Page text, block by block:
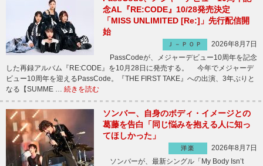
念AL『RE:CODE』10/28発売決定
「MISS UNLIMITED [Re:]」先行配信開
始
Ｊ－ＰＯＰ
2026年8月7日
PassCodeが、メジャーデビュー10周年を記念
した再録アルバム『RE:CODE』を10月28日に発売する。 今年でメジャーデ
ビュー10周年を迎えるPassCode。『THE FIRST TAKE』への出演、3年ぶりと
なる【SUMME … 続きを読む
ソンバー、自身のボディ・イメージとの
葛藤を告白「同じ悩みを抱える人に知っ
てほしかった」
洋楽
2026年8月7日
ソンバーが、最新シングル「My Body Isn’t